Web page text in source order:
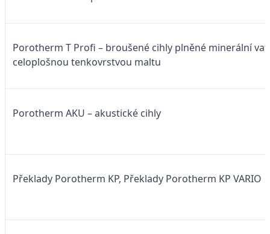
Porotherm T Profi – broušené cihly plněné minerální
celoplošnou tenkovrstvou maltu
Porotherm AKU – akustické cihly
Překlady Porotherm KP, Překlady Porotherm KP VARIO